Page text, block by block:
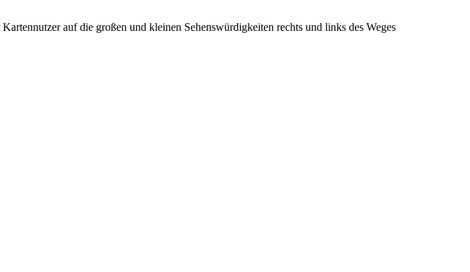
auf die großen und kleinen Sehenswürdigkeiten rechts und links des Weges